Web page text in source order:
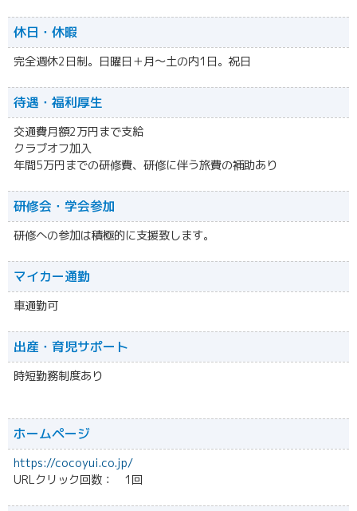
休日・休暇
完全週休2日制。日曜日＋月～土の内1日。祝日
待遇・福利厚生
交通費月額2万円まで支給
クラブオフ加入
年間5万円までの研修費、研修に伴う旅費の補助あり
研修会・学会参加
研修への参加は積極的に支援致します。
マイカー通勤
車通勤可
出産・育児サポート
時短勤務制度あり
ホームページ
https://cocoyui.co.jp/
URLクリック回数： 1回